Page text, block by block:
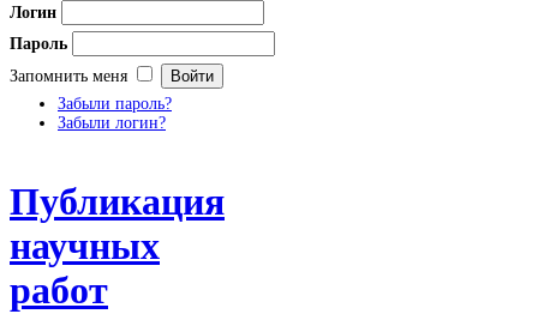
Логин
Пароль
Запомнить меня
Забыли пароль?
Забыли логин?
Публикация
научных
работ